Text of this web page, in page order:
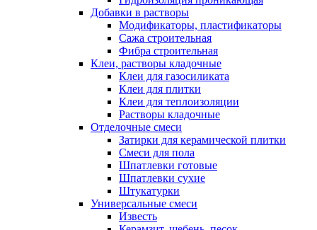
Добавки в растворы
Модификаторы, пластификаторы
Сажа строительная
Фибра строительная
Клеи, растворы кладочные
Клеи для газосиликата
Клеи для плитки
Клеи для теплоизоляции
Растворы кладочные
Отделочные смеси
Затирки для керамической плитки
Смеси для пола
Шпатлевки готовые
Шпатлевки сухие
Штукатурки
Универсальные смеси
Известь